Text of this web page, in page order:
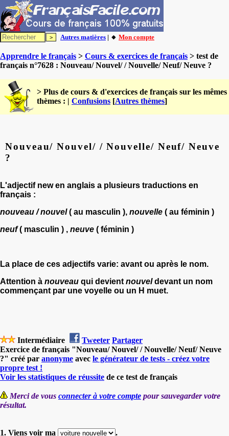
Autres matières | 🔸 Mon compte
Apprendre le français > Cours & exercices de français > test de
français n°7628 : Nouveau/ Nouvel/ / Nouvelle/ Neuf/ Neuve ?
> Plus de cours & d'exercices de français sur les mêmes
thèmes : | Confusions [Autres thèmes]
Nouveau/ Nouvel/ / Nouvelle/ Neuf/ Neuve
?
L'adjectif newen anglais a plusieurs traductions en
français :
nouveau / nouvel( au masculin ), nouvelle ( au féminin )
neuf( masculin ) , neuve ( féminin )
La place de ces adjectifs varie: avant ou après le nom.
Attention à nouveau qui devient nouveldevant un nom
commençant par une voyelle ou un H muet.
Intermédiaire Tweeter Partager
Exercice de français "Nouveau/ Nouvel/ / Nouvelle/ Neuf/ Neuve
?" créé par anonyme avec le générateur de tests - créez votre
propre test !
Voir les statistiques de réussite de ce test de français
Merci de vous connecter à votre compte pour sauvegarder votre
résultat.
1. Viens voir ma .